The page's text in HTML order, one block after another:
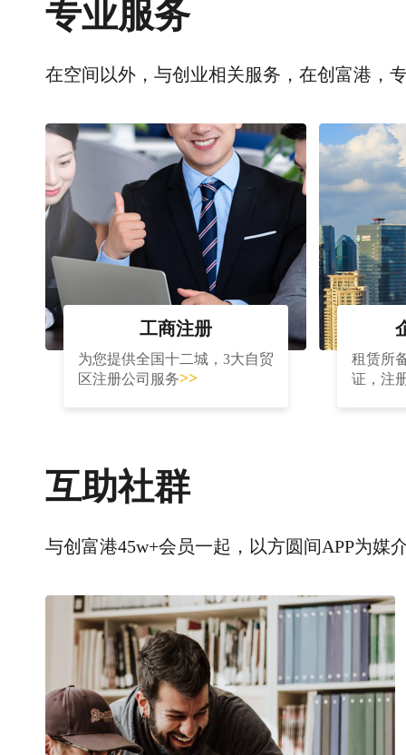
专业服务
在空间以外，与创业相关服务，在创富港，
工商注册
为您提供全国十二城，3大自贸
区注册公司服务>>
租赁所
证，注
互助社群
与创富港45w+会员一起，以方圆间APP为媒